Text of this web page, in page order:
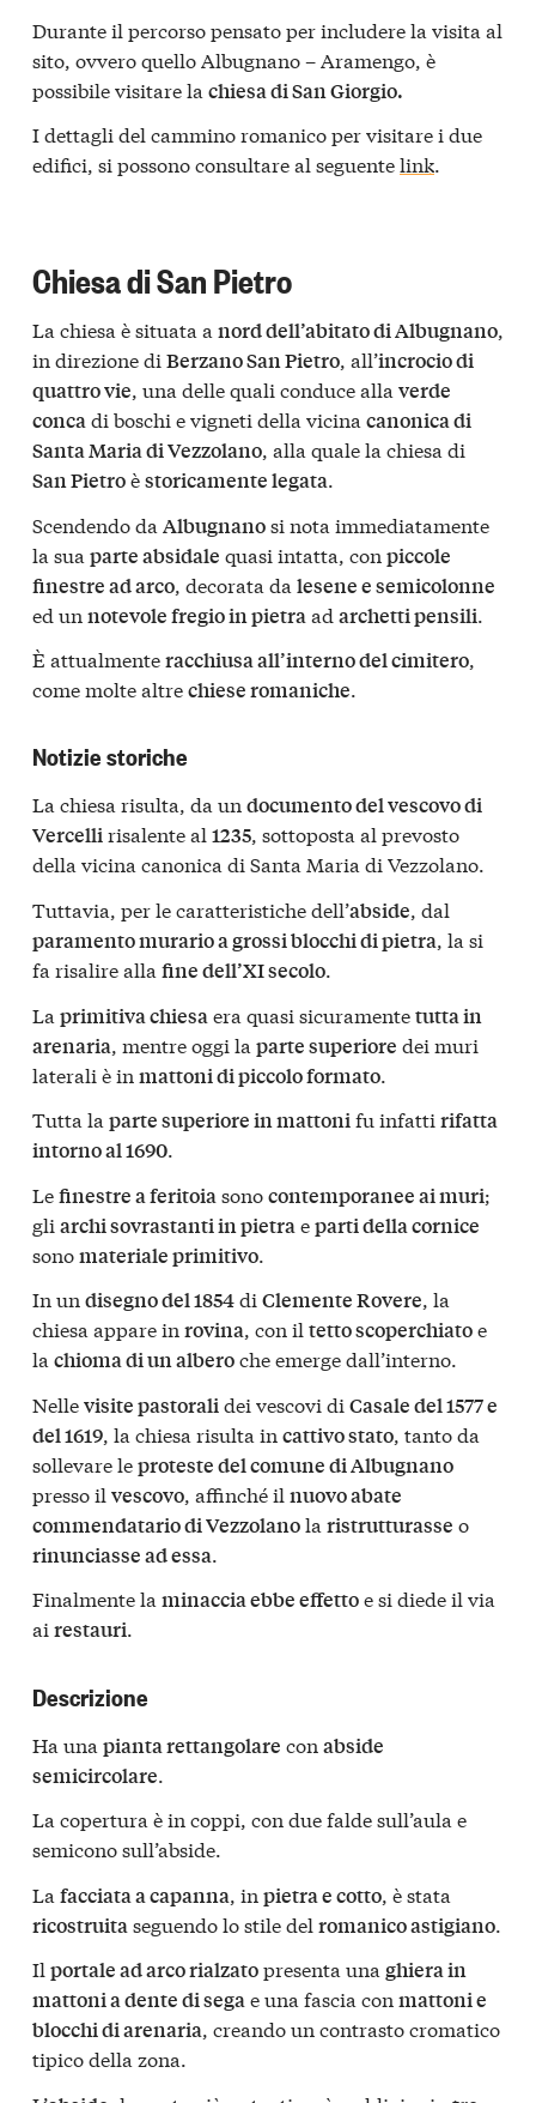
Durante il percorso pensato per includere la visita al
sito, ovvero quello Albugnano – Aramengo, è
possibile visitare la chiesa di San Giorgio.
I dettagli del cammino romanico per visitare i due
edifici, si possono consultare al seguentelink.
Chiesa di San Pietro
La chiesa è situata a nord dell’abitato di Albugnano,
in direzione di Berzano San Pietro, all’incrocio di
quattro vie, una delle quali conduce alla verde
concadi boschi e vigneti della vicina canonica di
Santa Maria di Vezzolano, alla quale la chiesa di
San Pietroèstoricamente legata.
Scendendo da Albugnanosi nota immediatamente
la sua parte absidale quasi intatta, con piccole
finestre ad arco , decorata da lesene e semicolonne
ed un notevole fregio in pietra ad archetti pensili
È attualmenteracchiusa all’interno del cimitero,
come molte altrechiese romaniche.
Notizie storiche
La chiesa risulta, da un documento del vescovo di
Vercellirisalente al 1235, sottoposta al prevosto
della vicina canonica di Santa Maria di Vezzolano.
Tuttavia, per le caratteristiche dell’abside, dal
paramento murario a grossi blocchi di pietra, la si
fa risalire alla fine dell’XI secolo.
La primitiva chiesa era quasi sicuramentetutta in
arenaria , mentre oggi la parte superiore dei muri
laterali è in mattoni di piccolo formato
Tutta la parte superiore in mattonifu infatti rifatta
intorno al 1690.
Lefinestre a feritoiasonocontemporanee ai muri;
gli archi sovrastanti in pietraeparti della cornice
sonomateriale primitivo.
In un disegno del 1854di Clemente Rovere, la
chiesa appare in rovina, con il tetto scoperchiatoe
la chioma di un alberoche emerge dall’interno.
Nellevisite pastoralidei vescovi di Casale del 1577 e
del 1619, la chiesa risulta in cattivo stato, tanto da
sollevare leproteste del comune di Albugnano
presso il vescovo, affinché il nuovo abate
commendatario di Vezzolanola ristrutturasse o
rinunciasse ad essa.
Finalmente la minaccia ebbe effettoe si diede il via
ai restauri.
Descrizione
Ha una pianta rettangolare con abside
semicircolare.
La copertura è in coppi, con due falde sull’aula e
semicono sull’abside.
La facciata a capanna, in pietra e cotto, è stata
ricostruitaseguendo lo stile del romanico astigiano.
Il portale ad arco rialzatopresenta una ghiera in
mattoni a dente di segae una fascia con mattoni e
blocchi di arenaria, creando un contrasto cromatico
tipico della zona.